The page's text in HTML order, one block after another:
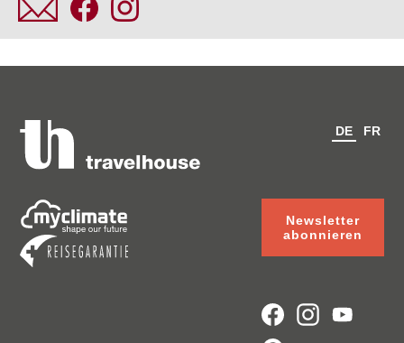
Newsletter
abonnieren
DE FR